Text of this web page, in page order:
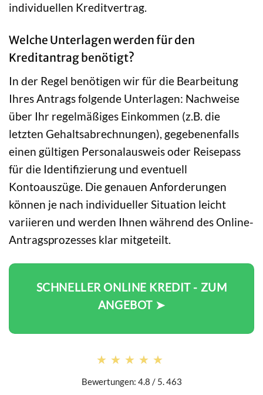
individuellen Kreditvertrag.
Welche Unterlagen werden für den
Kreditantrag benötigt?
In der Regel benötigen wir für die Bearbeitung
Ihres Antrags folgende Unterlagen: Nachweise
über Ihr regelmäßiges Einkommen (z.B. die
letzten Gehaltsabrechnungen), gegebenenfalls
einen gültigen Personalausweis oder Reisepass
für die Identifizierung und eventuell
Kontoauszüge. Die genauen Anforderungen
können je nach individueller Situation leicht
variieren und werden Ihnen während des Online-
Antragsprozesses klar mitgeteilt.
SCHNELLER ONLINE KREDIT - ZUM
ANGEBOT ➤
★★★★★
★★★★★
Bewertungen: 4.8 / 5. 463